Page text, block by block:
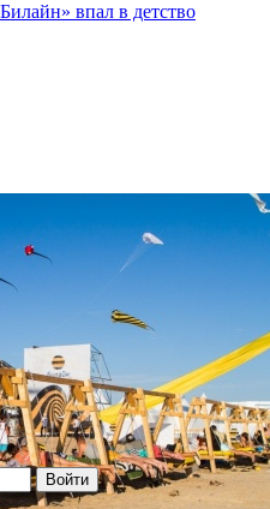
Войти
впал в детство